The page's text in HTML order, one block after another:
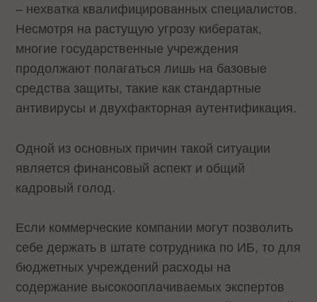
– нехватка квалифицированных специалистов.
Несмотря на растущую угрозу кибератак,
многие государственные учреждения
продолжают полагаться лишь на базовые
средства защиты, такие как стандартные
антивирусы и двухфакторная аутентификация.
Одной из основных причин такой ситуации
является финансовый аспект и общий
кадровый голод.
Если коммерческие компании могут позволить
себе держать в штате сотрудника по ИБ, то для
бюджетных учреждений расходы на
содержание высокооплачиваемых экспертов